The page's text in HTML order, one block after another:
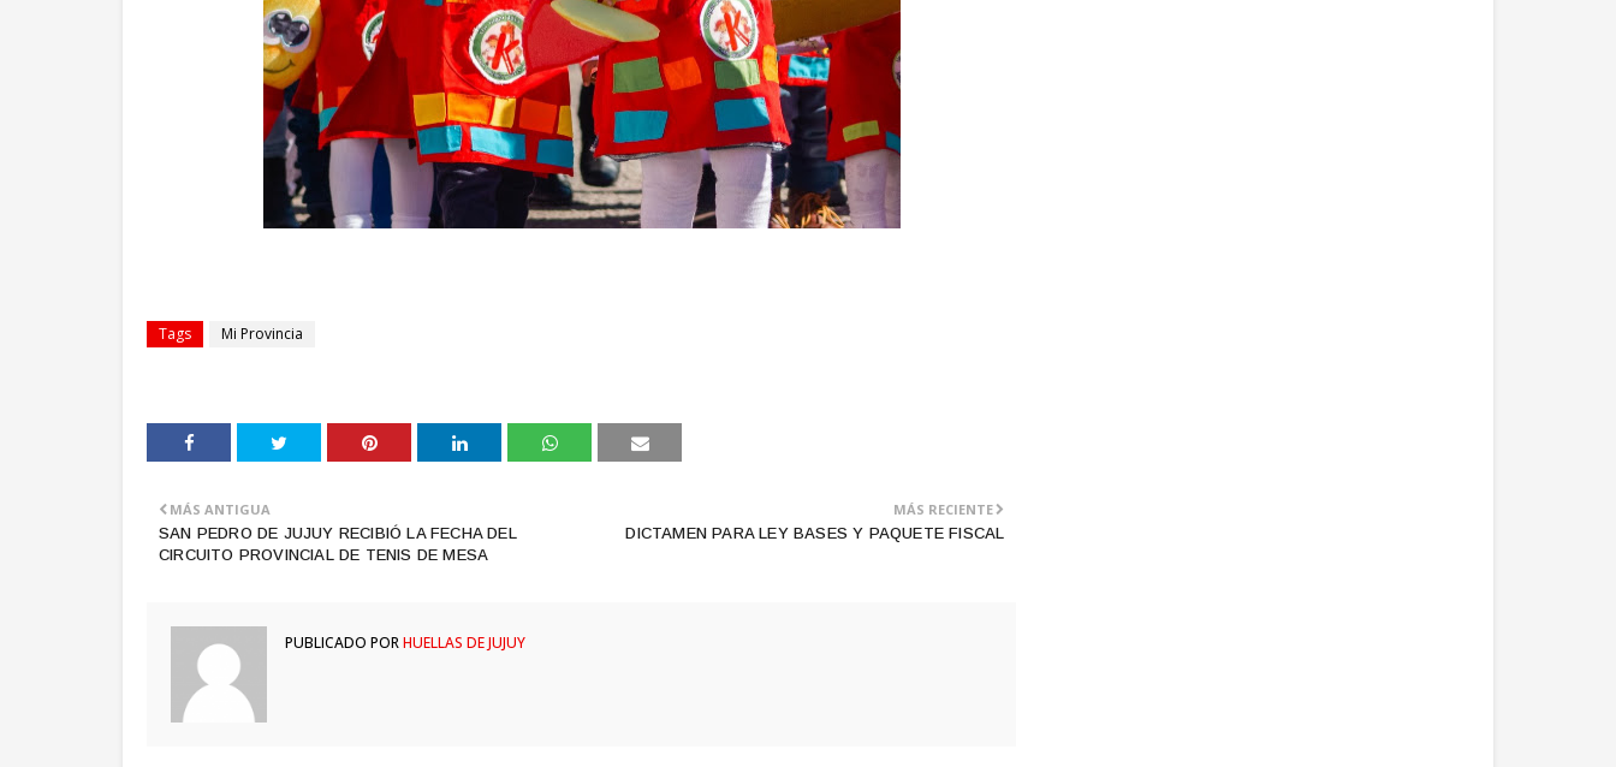
Tags Mi Provincia
MÁS RECIENTE
DICTAMEN PARA LEY BASES Y PAQUETE FISCAL
MÁS ANTIGUA
SAN PEDRO DE JUJUY RECIBIÓ LA FECHA DEL
CIRCUITO PROVINCIAL DE TENIS DE MESA
PUBLICADO PORHUELLAS DE JUJUY